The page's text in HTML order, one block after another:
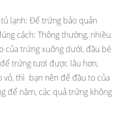
lạnh: Để trứng bảo quản
cách: Thông thường, nhiều
của trứng xuống dưới, đầu bé
trứng tươi được lâu hơn,
vỏ, thì bạn nên để đầu to của
để nằm, các quả trứng không